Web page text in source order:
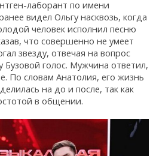
лаборант по имени
видел Ольгу насквозь, когда
человек исполнил песню
что совершенно не умеет
звезду, отвечая на вопрос
голос. Мужчина ответил,
По словам Анатолия, его жизнь
на до и после, так как
в общении.